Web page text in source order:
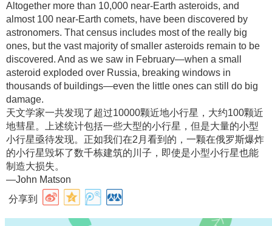
Altogether more than 10,000 near-Earth asteroids, and
almost 100 near-Earth comets, have been discovered by
astronomers. That census includes most of the really big
ones, but the vast majority of smaller asteroids remain to be
discovered. And as we saw in February—when a small
asteroid exploded over Russia, breaking windows in
thousands of buildings—even the little ones can still do big
damage.
天文学家一共发现了超过10000颗近地小行星，大约100颗近
地彗星 。上述统计包括一些大型的小行星，但是大量的小型
小行星亟待发现。正如我们在2月看到的，一颗在俄罗斯爆炸
的小行星毁坏了数千栋建筑的川子，即使是小型小行星也能
制造大损失。
—John Matson
分享到